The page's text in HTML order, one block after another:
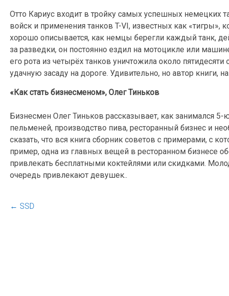
Отто Кариус входит в тройку самых успешных немецких
войск и применения танков T-VI, известных как
хорошо описывается, как немцы берегли каждый танк,
за разведки, он постоянно ездил на мотоцикле или
его рота из четырёх танков уничтожила около
удачную засаду на дороге. Удивительно, но автор книги,
«Как стать бизнесменом», Олег Тиньков
Бизнесмен Олег Тиньков рассказывает, как занимался
пельменей, производство пива, ресторанный бизнес и
сказать, что вся книга сборник советов с примерами, с
пример, одна из главных вещей в ресторанном бизнесе
привлекать бесплатными коктейлями или скидками.
очередь привлекают девушек..
← SSD